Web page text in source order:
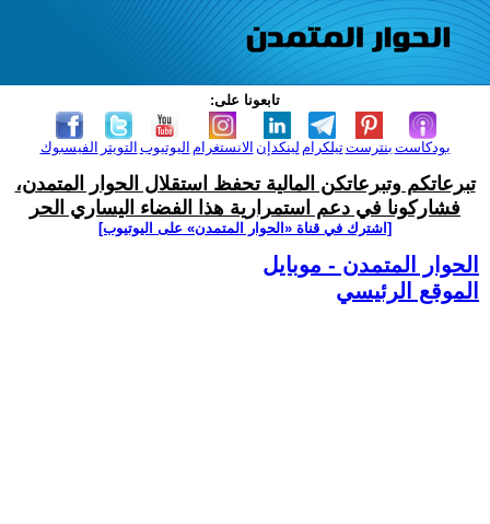
تابعونا على:
الفيسبوك التويتر اليوتيوب الانستغرام لينكدإن تيلكرامبنترست بودكاست
تبرعاتكم وتبرعاتكن المالية تحفظ استقلال الحوار المتمدن،
فشاركونا في دعم استمرارية هذا الفضاء اليساري الحر
[اشترك في قناة ‫«الحوار المتمدن» على اليوتيوب]
الحوار المتمدن - موبايل
الموقع الرئيسي